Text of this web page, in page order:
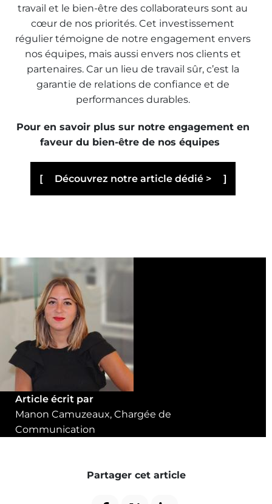
travail et le bien-être des collaborateurs sont au
cœur de nos priorités. Cet investissement
régulier témoigne de notre engagement envers
nos équipes, mais aussi envers nos clients et
partenaires. Car un lieu de travail sûr, c’est la
garantie de relations de confiance et de
performances durables.
Pour en savoir plus sur notre engagement en
faveur du bien-être de nos équipes
Découvrez notre article dédié >
Article écrit par
Manon Camuzeaux, Chargée de
Communication
Partager cet article